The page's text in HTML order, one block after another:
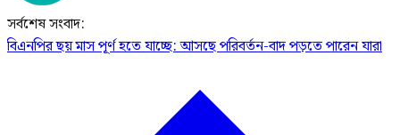
সর্বশেষ সংবাদ:
বিএনপির ছয় মাস পূর্ণ হতে যাচ্ছে: আসছে পরিবর্তন-বাদ পড়তে পারেন যারা